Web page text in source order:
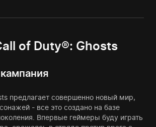
of Duty®: Ghosts
предлагает совершенно новый мир,
- все это создано на базе
Впервые геймеры буду играть